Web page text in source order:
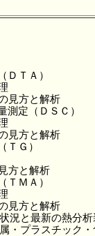
ＴＡ）
方と解析
定（ＤＳＣ）
方と解析
Ｇ）
と解析
ＭＡ）
方と解析
況と最新の熱分析
プラスチック・